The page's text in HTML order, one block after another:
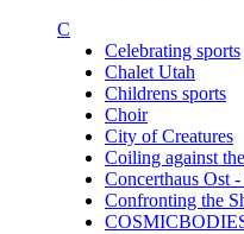
C
Celebrating sports
Chalet Utah
Childrens sports
Choir
City of Creatures
Coiling against
Concerthaus Ost
Confronting the